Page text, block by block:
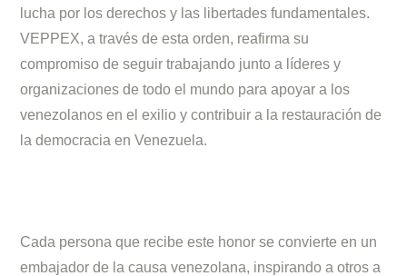
lucha por los derechos y las libertades fundamentales.
VEPPEX, a través de esta orden, reafirma su
compromiso de seguir trabajando junto a líderes y
organizaciones de todo el mundo para apoyar a los
venezolanos en el exilio y contribuir a la restauración de
la democracia en Venezuela.
Cada persona que recibe este honor se convierte en un
embajador de la causa venezolana, inspirando a otros a